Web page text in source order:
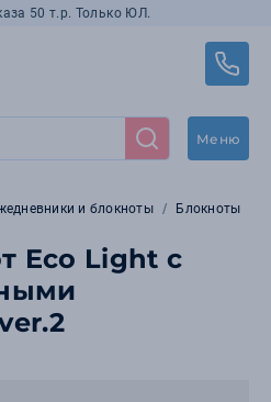
50 т.р. Только ЮЛ.
Меню
и блокноты Блокноты
Eco Light с